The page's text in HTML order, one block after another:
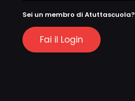
Sei un membro di Atuttascuola?
Fai il Login